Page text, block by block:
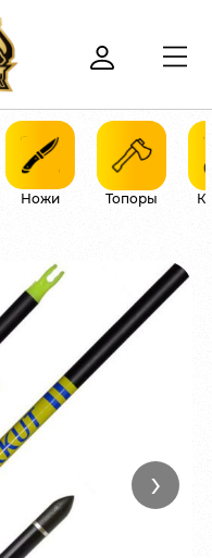
Ножи Топоры
›